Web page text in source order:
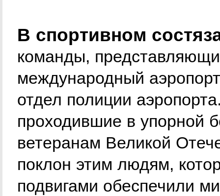
В спортивном
команды,
международный
отдел полиции
проходившие в упорной
ветеранам Великой
поклон этим людям,
подвигами обеспечили